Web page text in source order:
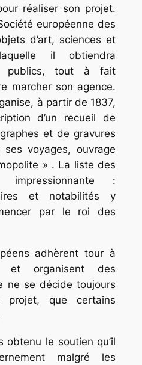
réaliser son projet.
européenne des
d’art, sciences et
il obtiendra
publics, tout à fait
marcher son agence.
à partir de 1837,
d’un recueil de
et de gravures
voyages, ouvrage
» . La liste des
impressionnante :
et notabilités y
par le roi des
adhèrent tour à
et organisent des
ne se décide toujours
que certains
obtenu le soutien qu’il
malgré les